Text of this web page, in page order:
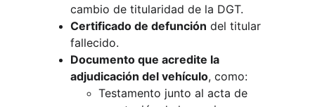
cambio de titularidad de la DGT.
Certificado de defunción del titular
fallecido.
Documento que acredite la
adjudicación del vehículo, como:
Testamento junto al acta de